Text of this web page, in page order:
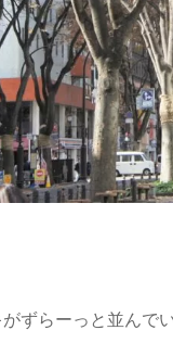
ずらーっと並んで